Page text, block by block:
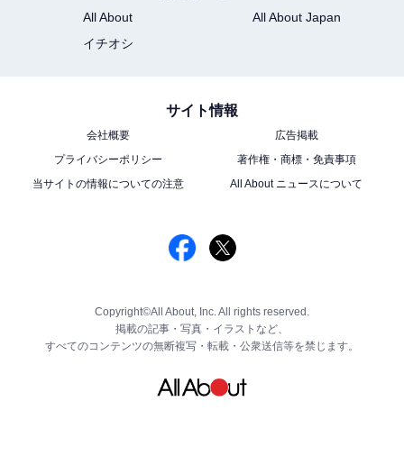
All About
All About Japan
イチオシ
サイト情報
会社概要
広告掲載
プライバシーポリシー
著作権・商標・免責事項
当サイトの情報についての注意
All About ニュースについて
Copyright©All About, Inc. All rights reserved.
掲載の記事・写真・イラストなど、
すべてのコンテンツの無断複写・転載・公衆送信等を禁じます。